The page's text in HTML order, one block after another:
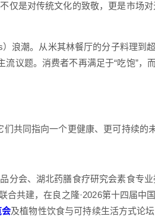
仅是对传统文化的致敬，更是市场
）浪潮。从米其林餐厅的分子料理到
议题。消费者不再满足于“吃饱”，
共同指向一个更健康、更可持续的未
分会、湖北药膳食疗研究会素食专
共建，在良之隆·2026第十四届中
会及植物性饮食与可持续生活方式论